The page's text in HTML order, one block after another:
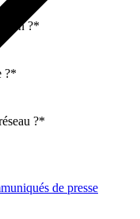
de presse
?*
?*
?*